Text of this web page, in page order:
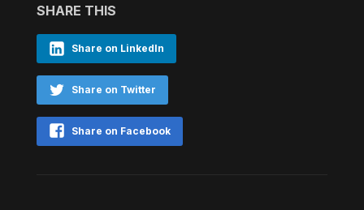
SHARE THIS
Share on LinkedIn
Share on Twitter
Share on Facebook